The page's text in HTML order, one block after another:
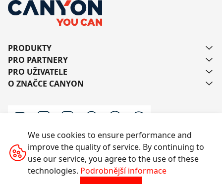
PRODUKTY
PRO PARTNERY
PRO UŽIVATELE
O ZNAČCE CANYON
Kontaktujte nás
We use cookies to ensure performance and
improve the quality of service. By continuing to
use our service, you agree to the use of these
technologies. Podrobnější informace